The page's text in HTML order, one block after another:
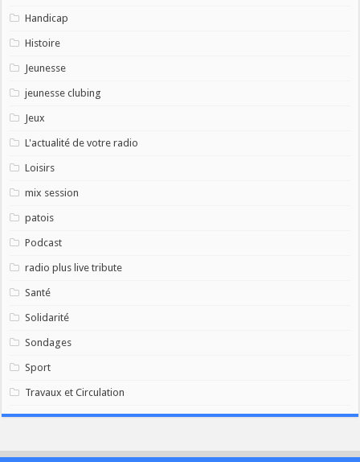
Handicap
Histoire
Jeunesse
jeunesse clubing
Jeux
L'actualité de votre radio
Loisirs
mix session
patois
Podcast
radio plus live tribute
Santé
Solidarité
Sondages
Sport
Travaux et Circulation